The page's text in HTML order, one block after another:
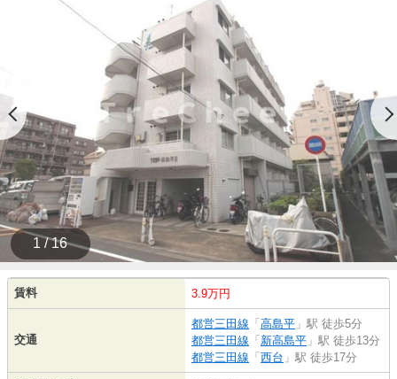
1 / 16
賃料 3.9万円
交通
都営三田線 「 高島平 」駅 徒歩5分
都営三田線 「 新高島平 」駅 徒歩13分
都営三田線 「 西台 」駅 徒歩17分